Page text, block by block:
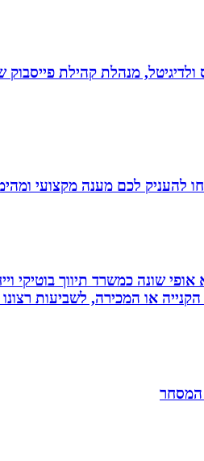
ולדיגיטל, מנהלת קהילת
לכם מענה מקצועי
שונה כמשרד תיווך בוטיקי
או המכירה, לשביעות
המסחר